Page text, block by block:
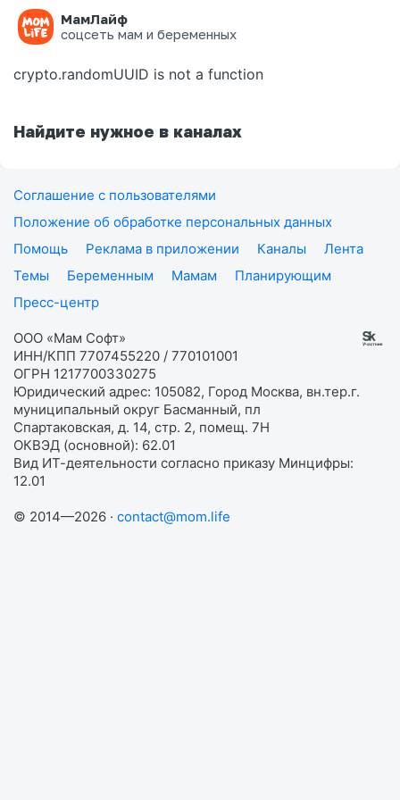
МамЛайф
соцсеть мам и беременных
Ошибка на странице
crypto.randomUUID is not a function
Найдите нужное в каналах
Соглашение с пользователями
Положение об обработке персональных данных
Помощь
Реклама в приложении Каналы
Лента
Темы
Беременным Мамам
Планирующим
Пресс-центр
ООО «Мам Софт»
ИНН/КПП 7707455220 / 770101001
ОГРН 1217700330275
Юридический адрес: 105082, Город Москва, вн.тер.г.
муниципальный округ Басманный, пл
Спартаковская, д. 14, стр. 2, помещ. 7Н
ОКВЭД (основной): 62.01
Вид ИТ-деятельности согласно приказу Минцифры:
12.01
© 2014—2026 · contact@mom.life